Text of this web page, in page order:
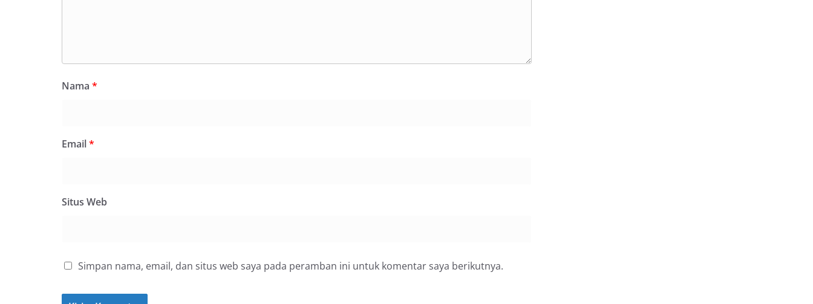
Nama *
Email*
Situs Web
Simpan nama, email, dan situs web saya pada peramban ini untuk komentar saya berikutnya.